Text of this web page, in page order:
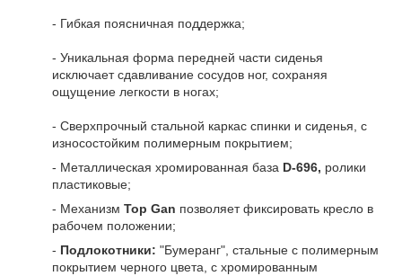
- Гибкая поясничная поддержка;
- Уникальная форма передней части сиденья
исключает сдавливание сосудов ног, сохраняя
ощущение легкости в ногах;
- Сверхпрочный стальной каркас спинки и сиденья, с
износостойким полимерным покрытием;
- Металлическая хромированная база D-696, ролики
пластиковые;
- Механизм Top Gan позволяет фиксировать кресло в
рабочем положении;
- Подлокотники: "Бумеранг", стальные с полимерным
покрытием черного цвета, с хромированным